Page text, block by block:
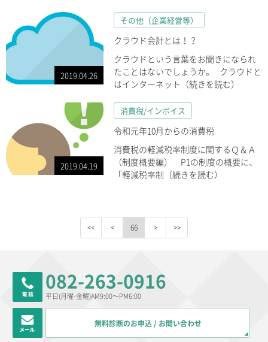
2019.04.26
その他（企業経営等）
クラウド会計とは！？
クラウドという言葉をお聞きになられ
たことはないでしょうか。 クラウドと
はインターネット（続きを読む）
2019.04.19
消費税/インボイス
令和元年10月からの消費税
消費税の軽減税率制度に関するＱ＆Ａ
（制度概要編） P1の制度の概要に、
「軽減税率制（続きを読む）
66
082-263-0916
平日(月曜-金曜)AM9:00～PM6:00
無料診断のお申込 / お問い合わせ